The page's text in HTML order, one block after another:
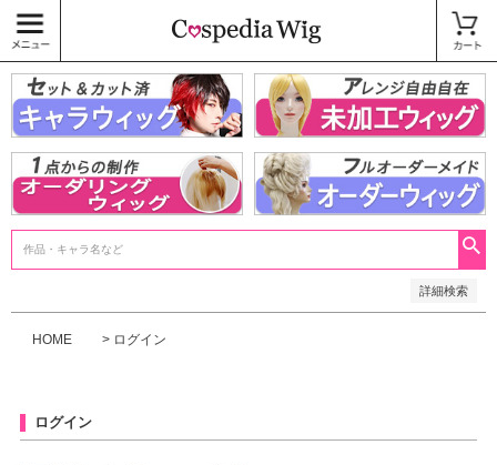
詳細検索
〜
商品タグ
キャラウィッグ
未加工ウィッグ
ベースウィッグ
衣装
SALE中
HOME ログイン
ログイン